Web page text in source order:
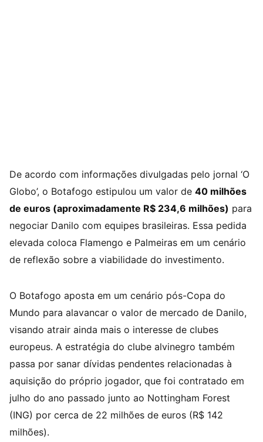
De acordo com informações divulgadas pelo jornal ‘O
Globo’, o Botafogo estipulou um valor de 40 milhões
de euros (aproximadamente R$ 234,6 milhões) para
negociar Danilo com equipes brasileiras. Essa pedida
elevada coloca Flamengo e Palmeiras em um cenário
de reflexão sobre a viabilidade do investimento.
O Botafogo aposta em um cenário pós-Copa do
Mundo para alavancar o valor de mercado de Danilo,
visando atrair ainda mais o interesse de clubes
europeus. A estratégia do clube alvinegro também
passa por sanar dívidas pendentes relacionadas à
aquisição do próprio jogador, que foi contratado em
julho do ano passado junto ao Nottingham Forest
(ING) por cerca de 22 milhões de euros (R$ 142
milhões).